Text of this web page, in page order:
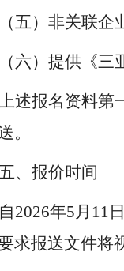
（五）非关联企
（六）提供《
述报名资料第
。
、报价时间
自2026年5月 11
求报送文件将